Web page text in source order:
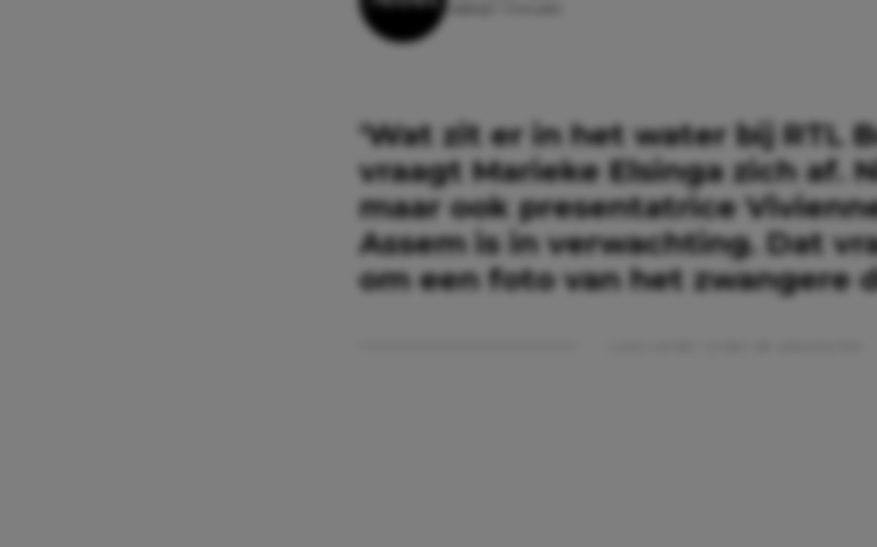
‘Wat zit er in het water bij RTL
vraagt Marieke Elsinga zich af.
maar ook presentatrice
Assem is in verwachting. Dat
om een foto van het zwangere